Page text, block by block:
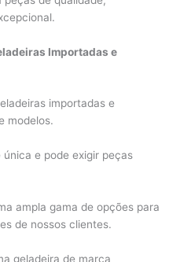
Importadas e
importadas e
modelos.
e pode exigir peças
ampla gama de opções para
de nossos clientes.
geladeira de marca